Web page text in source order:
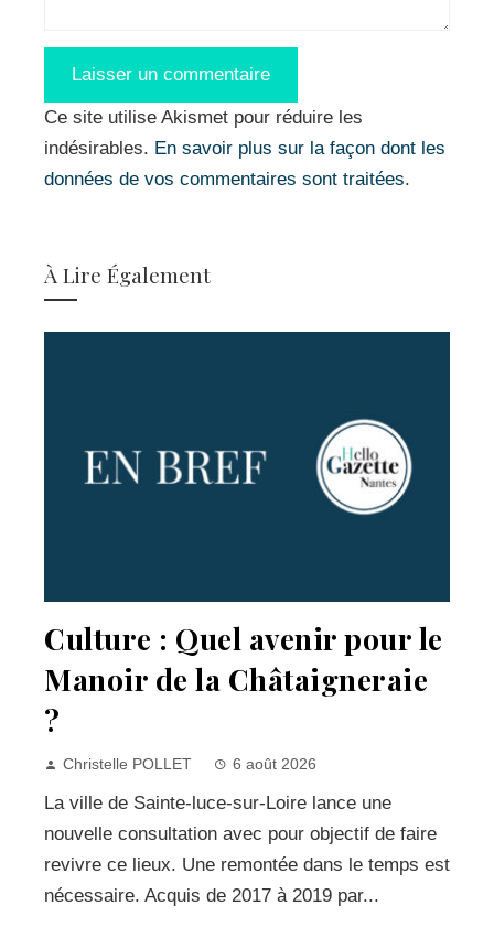
Ce site utilise Akismet pour réduire les
indésirables. En savoir plus sur la façon dont les
données de vos commentaires sont traitées.
À Lire Également
Culture : Quel avenir pour le
Manoir de la Châtaigneraie
?
Christelle POLLET 6 août 2026
La ville de Sainte-luce-sur-Loire lance une
nouvelle consultation avec pour objectif de faire
revivre ce lieux. Une remontée dans le temps est
nécessaire. Acquis de 2017 à 2019 par...